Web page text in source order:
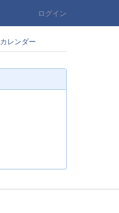
ログイン
カレンダー